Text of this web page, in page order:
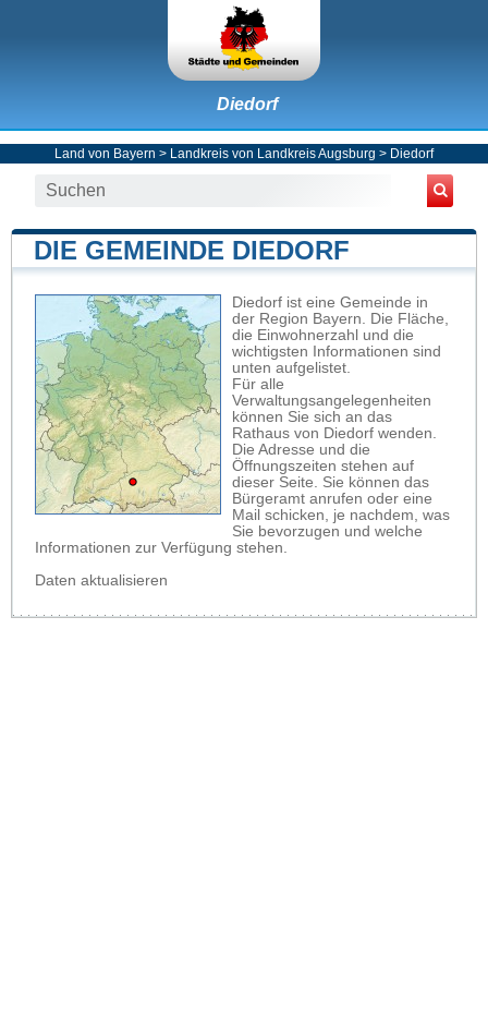
Diedorf
Land von Bayern > Landkreis von Landkreis Augsburg > Diedorf
DIE GEMEINDE DIEDORF
Diedorf ist eine Gemeinde in
der Region Bayern. Die Fläche,
die Einwohnerzahl und die
wichtigsten Informationen sind
unten aufgelistet.
Für alle
Verwaltungsangelegenheiten
können Sie sich an das
Rathaus von Diedorf wenden.
Die Adresse und die
Öffnungszeiten stehen auf
dieser Seite. Sie können das
Bürgeramt anrufen oder eine
Mail schicken, je nachdem, was
Sie bevorzugen und welche
Informationen zur Verfügung stehen.
Daten aktualisieren